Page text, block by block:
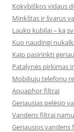
Kokybiškos vidaus
Minkštas ir švarus
Lauko kubilai – ką
Kuo naudingi
Kaip pasirinkti
Patalynės pirkimas
Mobiliųjų telefonų
Aquaphor filtrai
Geriausias pelėsio
Vandens filtrai
Geriausios